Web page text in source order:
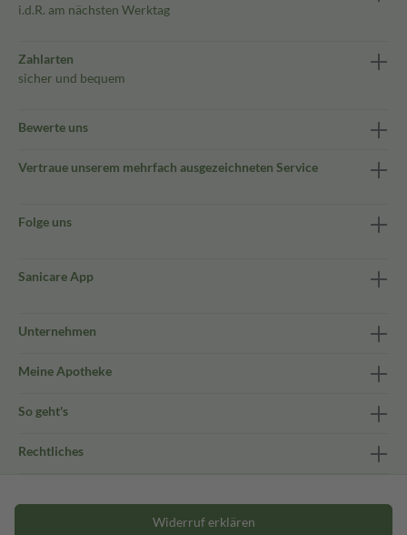
i.d.R. am nächsten Werktag
Zahlarten
sicher und bequem
Bewerte uns
Vertraue unserem mehrfach ausgezeichneten Service
Folge uns
Sanicare App
Unternehmen
Meine Apotheke
So geht's
Rechtliches
Widerruf erklären